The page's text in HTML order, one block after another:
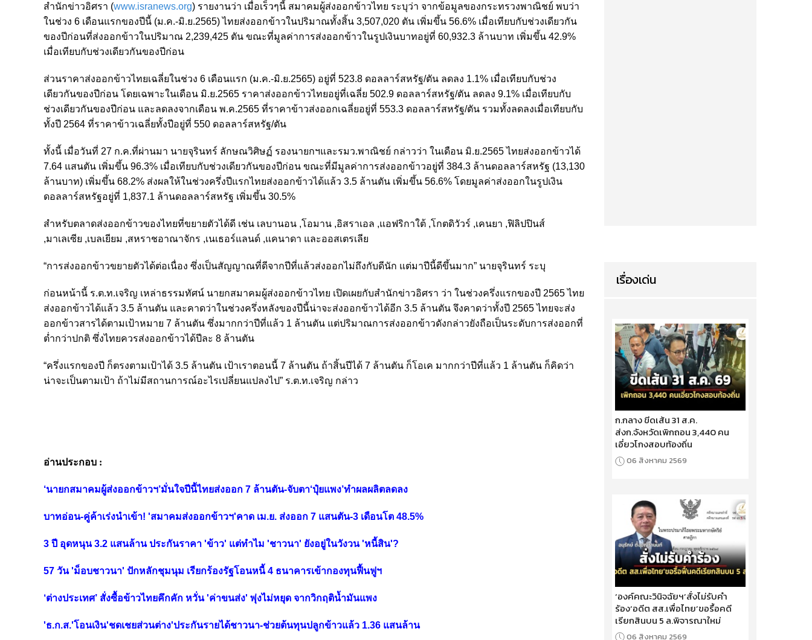
สำนักข่าวอิศรา (www.isranews.org) รายงานว่า เมื่อเร็วๆนี้ สมาคมผู้ส่งออกข้าวไทย ระบุว่า จากข้อมูลของกระทรวงพาณิชย์ พบว่า
ในช่วง 6 เดือนแรกของปีนี้ (ม.ค.-มิ.ย.2565) ไทยส่งออกข้าวในปริมาณทั้งสิ้น 3,507,020 ตัน เพิ่มขึ้น 56.6% เมื่อเทียบกับช่วงเดียวกัน
ของปีก่อนที่ส่งออกข้าวในปริมาณ 2,239,425 ตัน ขณะที่มูลค่าการส่งออกข้าวในรูปเงินบาทอยู่ที่ 60,932.3 ล้านบาท เพิ่มขึ้น 42.9%
เมื่อเทียบกับช่วงเดียวกันของปีก่อน
ส่วนราคาส่งออกข้าวไทยเฉลี่ยในช่วง 6 เดือนแรก (ม.ค.-มิ.ย.2565) อยู่ที่ 523.8 ดอลลาร์สหรัฐ/ตัน ลดลง 1.1% เมื่อเทียบกับช่วง
เดียวกันของปีก่อน โดยเฉพาะในเดือน มิ.ย.2565 ราคาส่งออกข้าวไทยอยู่ที่เฉลี่ย 502.9 ดอลลาร์สหรัฐ/ตัน ลดลง 9.1% เมื่อเทียบกับ
ช่วงเดียวกันของปีก่อน และลดลงจากเดือน พ.ค.2565 ที่ราคาข้าวส่งออกเฉลี่ยอยู่ที่ 553.3 ดอลลาร์สหรัฐ/ตัน รวมทั้งลดลงเมื่อเทียบกับ
ทั้งปี 2564 ที่ราคาข้าวเฉลี่ยทั้งปีอยู่ที่ 550 ดอลลาร์สหรัฐ/ตัน
ทั้งนี้ เมื่อวันที่ 27 ก.ค.ที่ผ่านมา นายจุรินทร์ ลักษณวิศิษฏ์ รองนายกฯและรมว.พาณิชย์ กล่าวว่า ในเดือน มิ.ย.2565 ไทยส่งออกข้าวได้
7.64 แสนตัน เพิ่มขึ้น 96.3% เมื่อเทียบกับช่วงเดียวกันของปีก่อน ขณะที่มีมูลค่าการส่งออกข้าวอยู่ที่ 384.3 ล้านดอลลาร์สหรัฐ (13,130
ล้านบาท) เพิ่มขึ้น 68.2% ส่งผลให้ในช่วงครึ่งปีแรกไทยส่งออกข้าวได้แล้ว 3.5 ล้านตัน เพิ่มขึ้น 56.6% โดยมูลค่าส่งออกในรูปเงิน
ดอลลาร์สหรัฐอยู่ที่ 1,837.1 ล้านดอลลาร์สหรัฐ เพิ่มขึ้น 30.5%
สำหรับตลาดส่งออกข้าวของไทยที่ขยายตัวได้ดี เช่น เลบานอน ,โอมาน ,อิสราเอล ,แอฟริกาใต้ ,โกตดิวัวร์ ,เคนยา ,ฟิลิปปินส์
,มาเลเซีย ,เบลเยียม ,สหราชอาณาจักร ,เนเธอร์แลนด์ ,แคนาดา และออสเตรเลีย
“การส่งออกข้าวขยายตัวได้ต่อเนื่อง ซึ่งเป็นสัญญาณที่ดีจากปีที่แล้วส่งออกไม่ถึงกับดีนัก แต่มาปีนี้ดีขึ้นมาก” นายจุรินทร์ ระบุ
ก่อนหน้านี้ ร.ต.ท.เจริญ เหล่าธรรมทัศน์ นายกสมาคมผู้ส่งออกข้าวไทย เปิดเผยกับสำนักข่าวอิศรา ว่า ในช่วงครึ่งแรกของปี 2565 ไทย
ส่งออกข้าวได้แล้ว 3.5 ล้านตัน และคาดว่าในช่วงครึ่งหลังของปีนี้น่าจะส่งออกข้าวได้อีก 3.5 ล้านตัน จึงคาดว่าทั้งปี 2565 ไทยจะส่ง
ออกข้าวสารได้ตามเป้าหมาย 7 ล้านตัน ซึ่งมากกว่าปีที่แล้ว 1 ล้านตัน แต่ปริมาณการส่งออกข้าวดังกล่าวยังถือเป็นระดับการส่งออกที่
ต่ำกว่าปกติ ซึ่งไทยควรส่งออกข้าวได้ปีละ 8 ล้านตัน
“ครึ่งแรกของปี ก็ตรงตามเป้าได้ 3.5 ล้านตัน เป้าเราตอนนี้ 7 ล้านตัน ถ้าสิ้นปีได้ 7 ล้านตัน ก็โอเค มากกว่าปีที่แล้ว 1 ล้านตัน ก็คิดว่า
น่าจะเป็นตามเป้า ถ้าไม่มีสถานการณ์อะไรเปลี่ยนแปลงไป” ร.ต.ท.เจริญ กล่าว
อ่านประกอบ :
‘นายกสมาคมผู้ส่งออกข้าวฯ’มั่นใจปีนี้ไทยส่งออก 7 ล้านตัน-จับตา‘ปุ๋ยแพง’ทำผลผลิตลดลง
บาทอ่อน-คู่ค้าเร่งนำเข้า! 'สมาคมส่งออกข้าวฯ'คาด เม.ย. ส่งออก 7 แสนตัน-3 เดือนโต 48.5%
3 ปี อุดหนุน 3.2 แสนล้าน ประกันราคา 'ข้าว' แต่ทำไม 'ชาวนา' ยังอยู่ในวังวน 'หนี้สิน'?
57 วัน 'ม็อบชาวนา' ปักหลักชุมนุม เรียกร้องรัฐโอนหนี้ 4 ธนาคารเข้ากองทุนฟื้นฟูฯ
‘ต่างประเทศ’ สั่งซื้อข้าวไทยคึกคัก หวั่น 'ค่าขนส่ง' พุ่งไม่หยุด จากวิกฤติน้ำมันแพง
'ธ.ก.ส.'โอนเงิน'ชดเชยส่วนต่าง'ประกันรายได้ชาวนา-ช่วยต้นทุนปลูกข้าวแล้ว 1.36 แสนล้าน
เรื่องเด่น
ก.กลาง ขีดเส้น 31 ส.ค.
ส่งก.จังหวัดเพิกถอน 3,440 คน
เอี่ยวโกงสอบท้องถิ่น
06 สิงหาคม 2569
‘องค์คณะวินิจฉัยฯ’สั่งไม่รับคำ
ร้อง‘อดีต สส.เพื่อไทย’ขอรื้อคดี
เรียกสินบน 5 ล.พิจารณาใหม่
06 สิงหาคม 2569